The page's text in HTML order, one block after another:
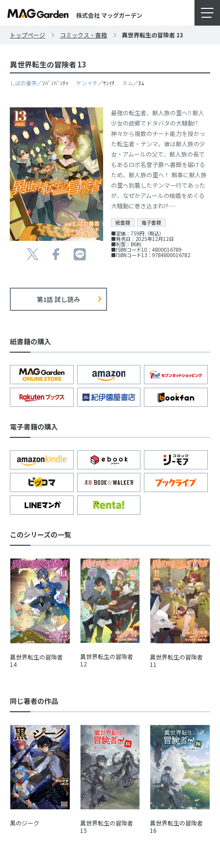
株式会社 マッグガーデン
トップページ コミックス・書籍 異世界転生の冒険者 13
異世界転生の冒険者 13
しばの番茶／ｼﾊﾞﾉﾊﾞﾝﾁｬ ケンイチ／ｹﾝｲﾁ ネム／ﾈﾑ
最強の転生者、獣人族の里へ‼ 獣人
少女の故郷でドタバタの大騒動!?
神々から複数のチート能力を授かっ
た転生者・テンマ。彼は獣人族の少
女・アムールの父で、獣人族の長で
もあるロボ名誉子爵へ書簡を届ける
ため、獣人族の里へ！ 無事に獣人族
の里へ到着したテンマ一行であった
が、なぜかアムールの結婚をめぐる
大騒動に巻き込まれ――!?
紙書籍
電子書籍
■定価：759円（税込）
■発売日：2025年12月12日
■判型：B6判
■ISBNコード10：4800016789
■ISBNコード13：9784800016782
第1話 試し読み
紙書籍の購入
電子書籍の購入
このシリーズの一覧
異世界転生の冒険者
14
異世界転生の冒険者
12
異世界転生の冒険者
11
同じ著者の作品
黒のジーク
異世界転生の冒険者
15
異世界転生の冒険者
16